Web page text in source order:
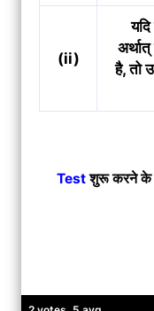
(ii)
है, तो
Testशुरू करने के